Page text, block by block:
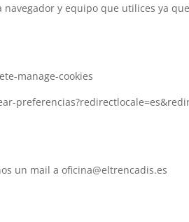
y equipo que utilices ya
manage-cookies
un mail a oficina@eltrencadis.es